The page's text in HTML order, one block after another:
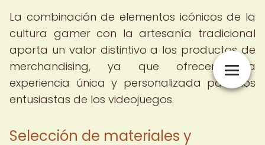
La combinación de elementos icónicos de la
cultura gamer con la artesanía tradicional
aporta un valor distintivo a los productos de
merchandising, ya que ofrecen una
experiencia única y personalizada para los
entusiastas de los videojuegos.
Selección de materiales y